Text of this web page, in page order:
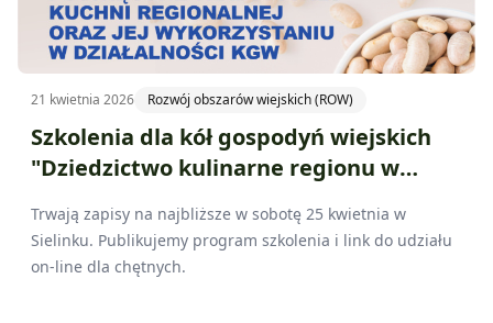
21 kwietnia 2026 Rozwój obszarów wiejskich (ROW)
Szkolenia dla kół gospodyń wiejskich
"Dziedzictwo kulinarne regionu w
Trwają zapisy na najbliższe w sobotę 25 kwietnia w
Sielinku. Publikujemy program szkolenia i link do udziału
on-line dla chętnych.